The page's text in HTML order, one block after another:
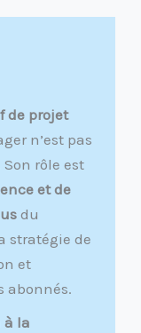
de projet
n’est pas
rôle est
et de
du
stratégie de
et
abonnés.
à la